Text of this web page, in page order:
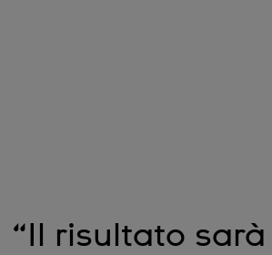
“Il risultato